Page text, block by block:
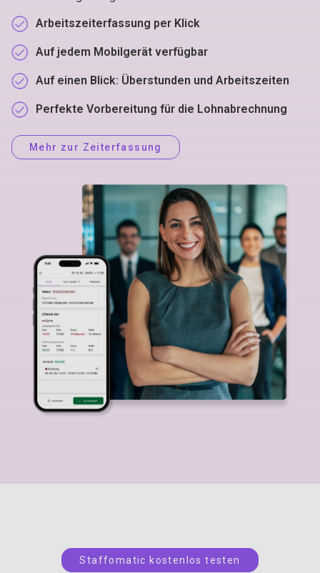
Arbeitszeiterfassung per Klick
Auf jedem Mobilgerät verfügbar
Auf einen Blick: Überstunden und Arbeitszeiten
Perfekte Vorbereitung für die Lohnabrechnung
Mehr zur Zeiterfassung
Staffomatic kostenlos testen